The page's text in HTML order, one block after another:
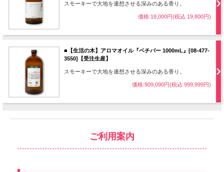
スモーキーで大地を連想させる深みのある香り。
価格:18,000円(税込 19,800円)
■【生活の木】アロマオイル『ベチバー 1000mL』[08-477-
3550]【受注生産】
スモーキーで大地を連想させる深みのある香り。
価格:909,090円(税込 999,999円)
ご利用案内